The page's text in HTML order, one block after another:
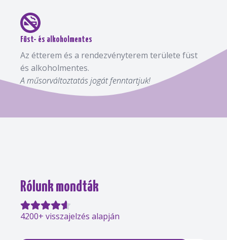
Füst- és alkoholmentes
Az étterem és a rendezvényterem területe füst
és alkoholmentes.
A műsorváltoztatás jogát fenntartjuk!
Rólunk mondták
4200+ visszajelzés alapján